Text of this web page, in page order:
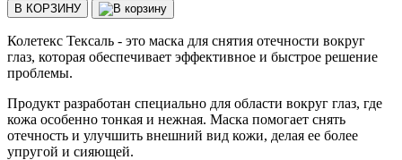
В КОРЗИНУ
Колетекс Тексаль - это маска для снятия отечности вокруг
глаз, которая обеспечивает эффективное и быстрое решение
проблемы.
Продукт разработан специально для области вокруг глаз, где
кожа особенно тонкая и нежная. Маска помогает снять
отечность и улучшить внешний вид кожи, делая ее более
упругой и сияющей.